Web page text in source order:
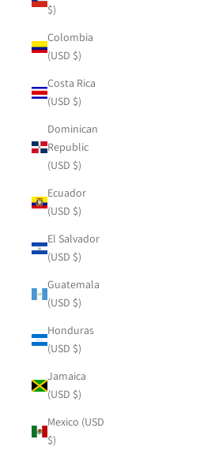
$)
Colombia
(USD $)
Costa Rica
(USD $)
Dominican
Republic
(USD $)
Ecuador
(USD $)
El Salvador
(USD $)
Guatemala
(USD $)
Honduras
(USD $)
Jamaica
(USD $)
Mexico (USD
$)